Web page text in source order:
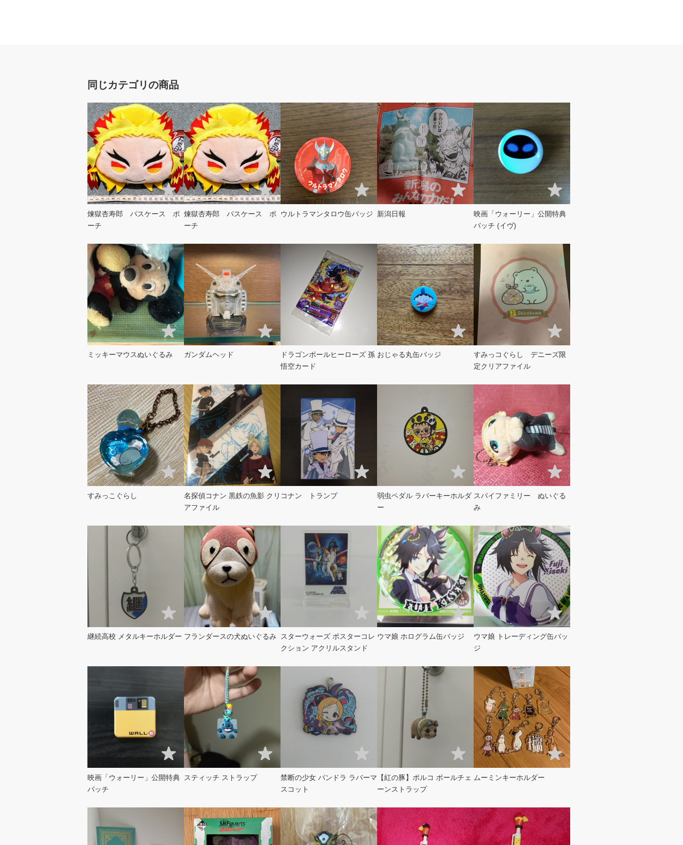
同じカテゴリの商品
煉獄杏寿郎 パスケース ポ
ーチ
煉獄杏寿郎 パスケース ポ
ーチ
ウルトラマンタロウ缶バッジ 新潟日報
映画「ウォーリー」公開特典
バッチ (イヴ)
ミッキーマウスぬいぐるみ ガンダムヘッド
ドラゴンボールヒーローズ 孫
悟空カード
おじゃる丸缶バッジ
すみっコぐらし デニーズ限
定クリアファイル
すみっこぐらし
名探偵コナン 黒鉄の魚影 クリ
アファイル
コナン トランプ
弱虫ペダル ラバーキーホルダ
ー
スパイファミリー ぬいぐる
み
継続高校 メタルキーホルダー フランダースの犬ぬいぐるみ
スターウォーズ ポスターコレ
クション アクリルスタンド
ウマ娘 ホログラム缶バッジ
ウマ娘 トレーディング缶バッ
ジ
映画「ウォーリー」公開特典
バッチ
スティッチ ストラップ
禁断の少女 パンドラ ラバーマ
スコット
【紅の豚】ポルコ ボールチェ
ーンストラップ
ムーミンキーホルダー